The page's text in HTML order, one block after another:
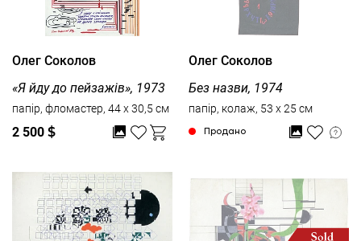
Олег Соколов
«Я йду до пейзажів», 1973
папір, фломастер, 44 x 30,5 см
2 500 $
Олег Соколов
Без назви, 1974
папір, колаж, 53 x 25 см
Продано